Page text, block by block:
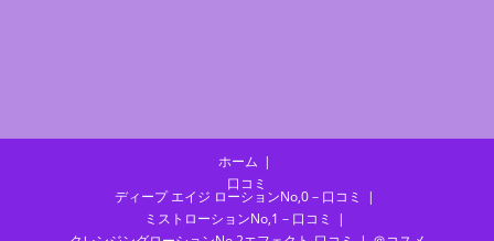
ホーム
口コミ
ディープ エイジ ローションNo,0－口コミ
ミストローションNo,1－口コミ